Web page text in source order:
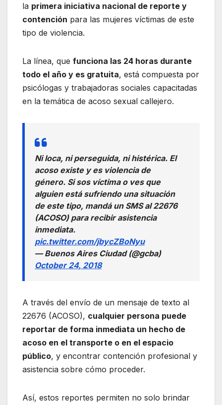
la primera iniciativa nacional de reporte y
contención para las mujeres víctimas de este
tipo de violencia.
La línea, que funciona las 24 horas durante
todo el año y es gratuita, está compuesta por
psicólogas y trabajadoras sociales capacitadas
en la temática de acoso sexual callejero.
Ni loca, ni perseguida, ni histérica. El
acoso existe y es violencia de
género. Si sos víctima o ves que
alguien está sufriendo una situación
de este tipo, mandá un SMS al 22676
(ACOSO) para recibir asistencia
inmediata.
pic.twitter.com/jbycZBoNyu
— Buenos Aires Ciudad (@gcba)
October 24, 2018
A través del envío de un mensaje de texto al
22676 (ACOSO), cualquier persona puede
reportar de forma inmediata un hecho de
acoso en el transporte o en el espacio
público, y encontrar contención profesional y
asistencia sobre cómo proceder.
Así, estos reportes permiten no solo brindar